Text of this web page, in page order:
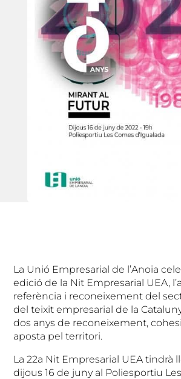
La Unió Empresarial de l’Anoia
edició de la Nit Empresarial UEA,
referència i reconeixement del
del teixit empresarial de la
dos anys de reconeixement,
aposta pel territori.
La 22a Nit Empresarial UEA tindrà
dijous 16 de juny al Poliesportiu